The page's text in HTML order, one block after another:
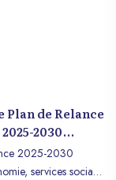
Plan de Relance
2030
2025-2030
services sociaux